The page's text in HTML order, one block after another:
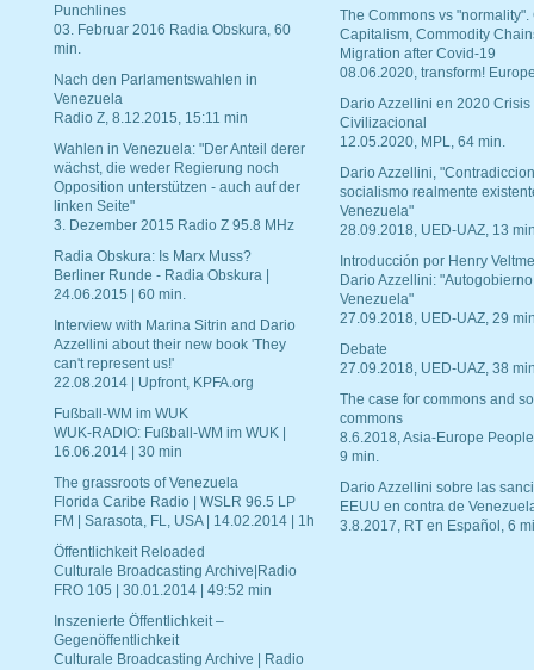
Punchlines
03. Februar 2016 Radia Obskura, 60
min.
Nach den Parlamentswahlen in
Venezuela
Radio Z, 8.12.2015, 15:11 min
Wahlen in Venezuela: "Der Anteil derer
wächst, die weder Regierung noch
Opposition unterstützen - auch auf der
linken Seite"
3. Dezember 2015 Radio Z 95.8 MHz
Radia Obskura: Is Marx Muss?
Berliner Runde - Radia Obskura |
24.06.2015 | 60 min.
Interview with Marina Sitrin and Dario
Azzellini about their new book 'They
can't represent us!'
22.08.2014 | Upfront, KPFA.org
Fußball-WM im WUK
WUK-RADIO: Fußball-WM im WUK |
16.06.2014 | 30 min
The grassroots of Venezuela
Florida Caribe Radio | WSLR 96.5 LP
FM | Sarasota, FL, USA | 14.02.2014 | 1h
Öffentlichkeit Reloaded
Culturale Broadcasting Archive|Radio
FRO 105 | 30.01.2014 | 49:52 min
Inszenierte Öffentlichkeit –
Gegenöffentlichkeit
Culturale Broadcasting Archive | Radio
The Commons vs "normality".
Capitalism, Commodity
Migration after Covid-19
08.06.2020, transform!
Dario Azzellini en 2020 Crisis
Civilizacional
12.05.2020, MPL, 64 min.
Dario Azzellini,
socialismo realmente
Venezuela"
28.09.2018, UED-UAZ, 13
Introducción por Henry
Dario Azzellini:
Venezuela"
27.09.2018, UED-UAZ, 29
Debate
27.09.2018, UED-UAZ, 38
The case for commons and
commons
8.6.2018, Asia-Europe
9 min.
Dario Azzellini sobre las
EEUU en contra de
3.8.2017, RT en Español, 6